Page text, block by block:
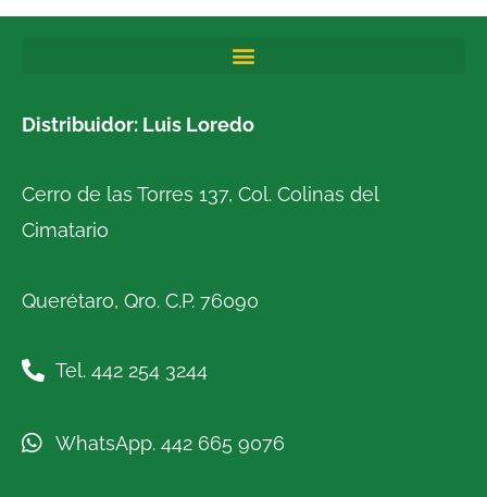
Distribuidor: Luis Loredo
Cerro de las Torres 137, Col. Colinas del
Cimatario
Querétaro, Qro. C.P. 76090
Tel. 442 254 3244
WhatsApp. 442 665 9076